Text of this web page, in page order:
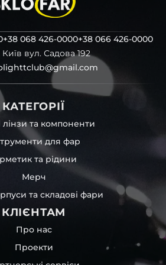
для розбору фари
для збору фари
фари
Scania,Porsche,GMC
із оригінальною фарою
корпусів, розміщені на сайті –
Зроблені за допомогою
у нашому офісі та оптовому
захисту від недозволеного
фотографіях розміщений водяний
– для швидкої ідентифікації.
заборонено використовувати
з нашого веб-сайту.
як одне скло чи корпус,
Кожну одиницю товару наші
ретельно перевіряють та
спочатку у декілька шарів
потім у додаткову плівку з
захищає скло фари під
прибирає вірогідність
+38 068 426-0000+38 066 426-0000
Київ вул. Садова 192
КАТЕГОРІЇ
лінзи та компоненти
для фар
та рідини
Мерч
та складові фари
КЛІЄНТАМ
Про нас
Проекти